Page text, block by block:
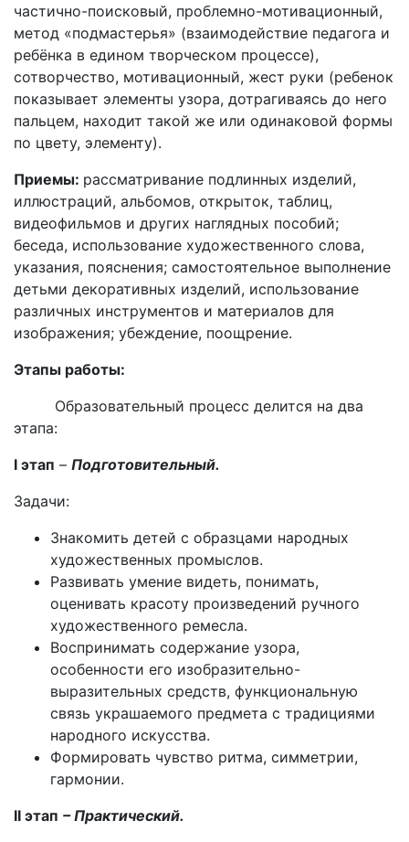
частично-поисковый, проблемно-мотивационный,
метод «подмастерья» (взаимодействие педагога и
ребёнка в едином творческом процессе),
сотворчество, мотивационный, жест руки (ребенок
показывает элементы узора, дотрагиваясь до него
пальцем, находит такой же или одинаковой формы
по цвету, элементу).
Приемы: рассматривание подлинных изделий,
иллюстраций, альбомов, открыток, таблиц,
видеофильмов и других наглядных пособий;
беседа, использование художественного слова,
указания, пояснения; самостоятельное выполнение
детьми декоративных изделий, использование
различных инструментов и материалов для
изображения; убеждение, поощрение.
Этапы работы:
Образовательный процесс делится на два
этапа:
I этап – Подготовительный.
Задачи:
Знакомить детей с образцами народных
художественных промыслов.
Развивать умение видеть, понимать,
оценивать красоту произведений ручного
художественного ремесла.
Воспринимать содержание узора,
особенности его изобразительно-
выразительных средств, функциональную
связь украшаемого предмета с традициями
народного искусства.
Формировать чувство ритма, симметрии,
гармонии.
II этап – Практический.